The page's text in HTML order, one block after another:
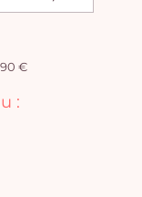
€
: